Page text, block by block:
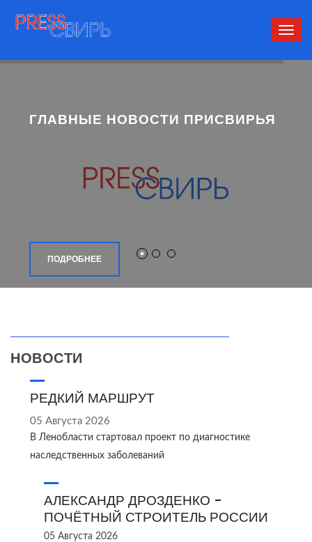
ГЛАВНЫЕ НОВОСТИ ПРИСВИРЬЯ
ПОДРОБНЕЕ
НОВОСТИ
РЕДКИЙ МАРШРУТ
05 Августа 2026
В Ленобласти стартовал проект по диагностике
наследственных заболеваний
АЛЕКСАНДР ДРОЗДЕНКО -
ПОЧЁТНЫЙ СТРОИТЕЛЬ РОССИИ
05 Августа 2026